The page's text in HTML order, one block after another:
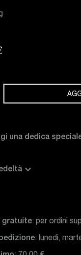
una dedica
expand_more
gratuite: per ordini
: lunedì,